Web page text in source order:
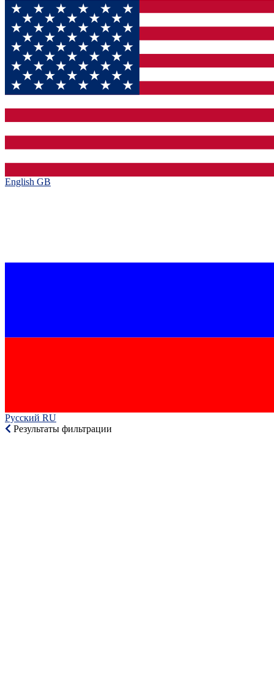
English GB‎
Русский RU‎
Результаты фильтрации